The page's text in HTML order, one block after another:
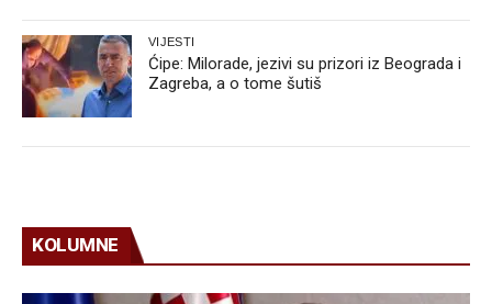
VIJESTI
Ćipe: Milorade, jezivi su prizori iz Beograda i
Zagreba, a o tome šutiš
KOLUMNE